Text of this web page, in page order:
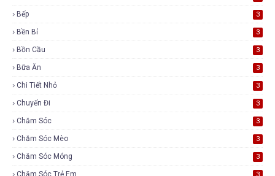
Bếp 3
Bền Bỉ 3
Bồn Cầu 3
Bữa Ăn 3
Chi Tiết Nhỏ 3
Chuyến Đi 3
Chăm Sóc 3
Chăm Sóc Mèo 3
Chăm Sóc Móng 3
Chăm Sóc Trẻ Em 3